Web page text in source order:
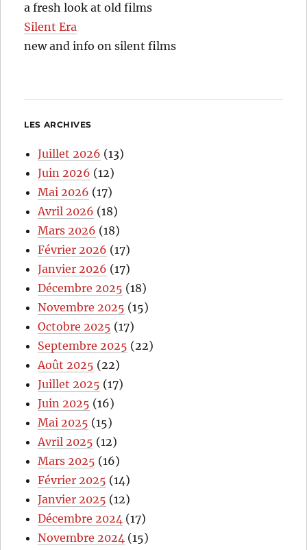
a fresh look at old films
Silent Era
new and info on silent films
LES ARCHIVES
Juillet 2026 (13)
Juin 2026 (12)
Mai 2026 (17)
Avril 2026 (18)
Mars 2026 (18)
Février 2026 (17)
Janvier 2026 (17)
Décembre 2025 (18)
Novembre 2025 (15)
Octobre 2025 (17)
Septembre 2025 (22)
Août 2025 (22)
Juillet 2025 (17)
Juin 2025 (16)
Mai 2025 (15)
Avril 2025 (12)
Mars 2025 (16)
Février 2025 (14)
Janvier 2025 (12)
Décembre 2024 (17)
Novembre 2024 (15)